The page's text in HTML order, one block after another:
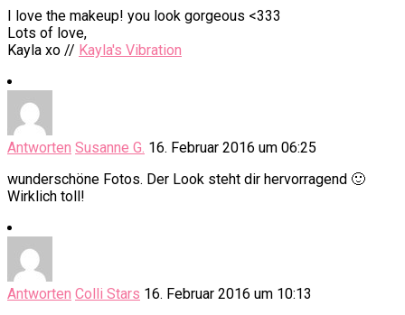
I love the makeup! you look gorgeous <333
Lots of love,
Kayla xo // Kayla's Vibration
Antworten Susanne G. 16. Februar 2016 um 06:25
wunderschöne Fotos. Der Look steht dir hervorragend 🙂
Wirklich toll!
Antworten Colli Stars 16. Februar 2016 um 10:13